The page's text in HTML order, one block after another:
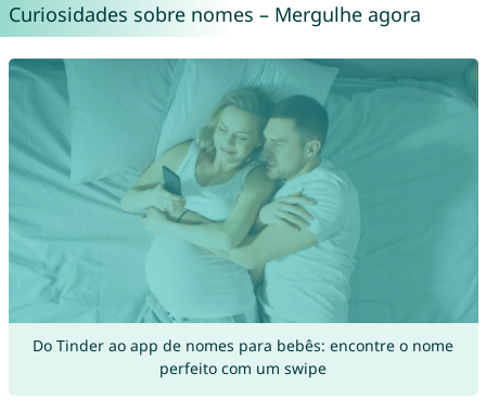
Curiosidades sobre nomes – Mergulhe agora
Do Tinder ao app de nomes para bebês: encontre o nome
perfeito com um swipe